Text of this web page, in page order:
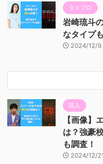
タイプロ
岩崎琉斗
なタイプ
2024/12/9
芸人
【画像】
は？強豪
も調査！
2024/12/